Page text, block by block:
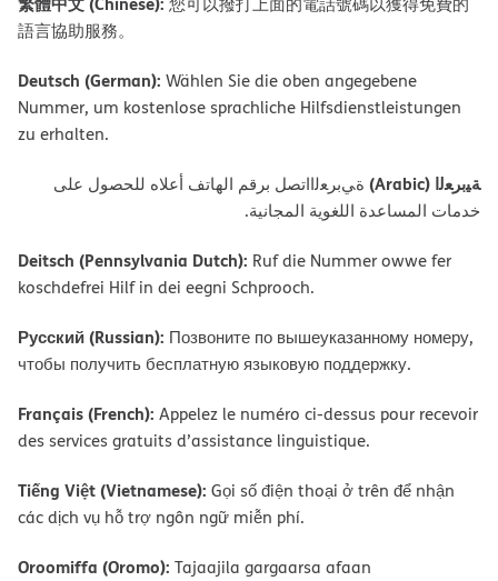
語言協助服務。
Deutsch (German): Wählen Sie die oben angegebene
Nummer, um kostenlose sprachliche Hilfsdienstleistungen
zu erhalten.
ﺔﯿﺑﺮﻌﻟا (Arabic)
ةﻲﺑﺮﻌﻟااﺗﺼﻞ ﺑﺮﻗﻢ اﻟﮭﺎﺗﻒ أﻋﻼه ﻟﻠﺤﺼﻮل ﻋﻠﻰ
ﺧﺪﻣﺎت اﻟﻤﺴﺎﻋﺪة اﻟﻠﻐﻮﯾﺔ اﻟﻤﺠﺎﻧﯿﺔ.
Deitsch (Pennsylvania Dutch): Ruf die Nummer owwe fer
koschdefrei Hilf in dei eegni Schprooch.
Русский (Russian): Позвоните по вышеуказанному номеру,
чтобы получить бесплатную языковую поддержку.
Français (French): Appelez le numéro ci-dessus pour recevoir
des services gratuits d’assistance linguistique.
Tiếng Việt (Vietnamese): Gọi số điện thoại ở trên để nhận
các dịch vụ hỗ trợ ngôn ngữ miễn phí.
Oroomiffa (Oromo): Tajaajila gargaarsa afaan